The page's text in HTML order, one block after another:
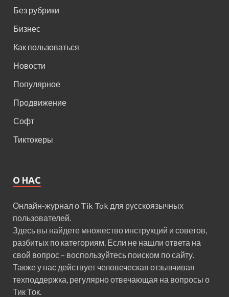
Без рубрики
Бизнес
Как пользоваться
Новости
Популярное
Продвижение
Софт
Тиктокеры
О НАС
Онлайн-журнал о Tik Tok для русскоязычных
пользователей.
Здесь вы найдете множество инструкций и советов,
разбитых по категориям. Если не нашли ответа на
свой вопрос – воспользуйтесь поиском по сайту.
Также у нас действует человеческая отзывчивая
техподдержка, регулярно отвечающая на вопросы о
Тик Ток.